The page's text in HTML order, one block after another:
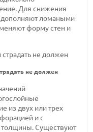
Для снижения
ломаными
форму стен и
не должен
из двух или трех
и с
Существуют